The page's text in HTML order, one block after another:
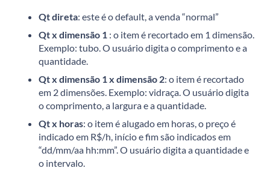
Qt direta: este é o default, a venda “normal”
Qt x dimensão 1 : o item é recortado em 1 dimensão.
Exemplo: tubo. O usuário digita o comprimento e a
quantidade.
Qt x dimensão 1 x dimensão 2: o item é recortado
em 2 dimensões. Exemplo: vidraça. O usuário digita
o comprimento, a largura e a quantidade.
Qt x horas: o item é alugado em horas, o preço é
indicado em R$/h, início e fim são indicados em
“dd/mm/aa hh:mm”. O usuário digita a quantidade e
o intervalo.